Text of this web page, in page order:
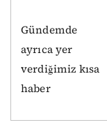
Gündemde
ayrıca yer
verdiğimiz kısa
haber